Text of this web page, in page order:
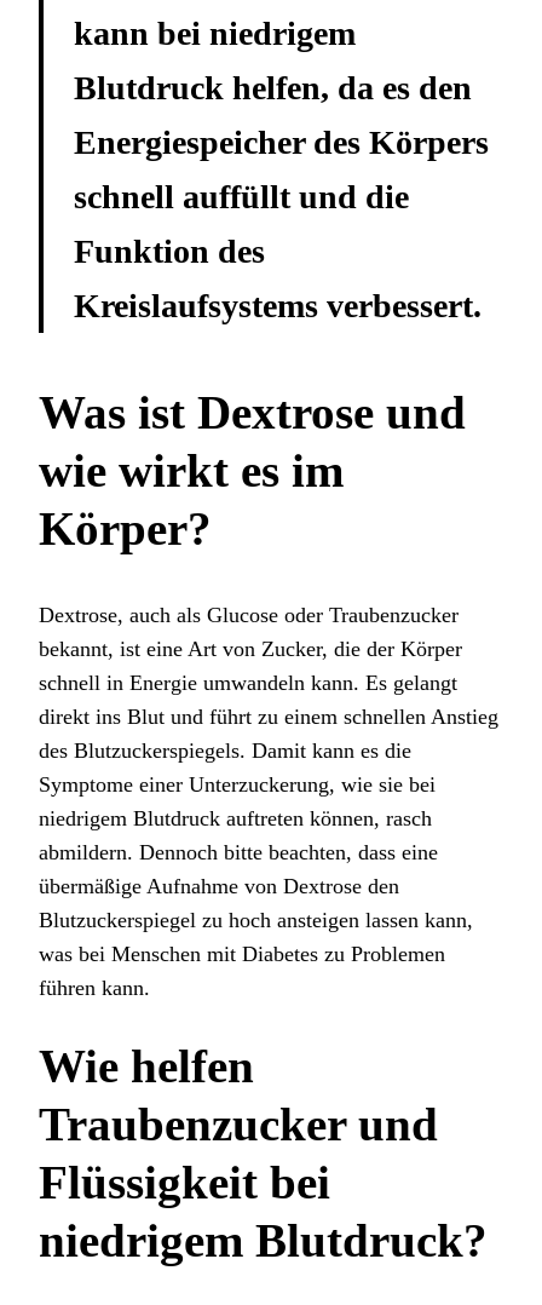
kann bei niedrigem
Blutdruck helfen, da es den
Energiespeicher des Körpers
schnell auffüllt und die
Funktion des
Kreislaufsystems verbessert.
Was ist Dextrose und
wie wirkt es im
Körper?
Dextrose, auch als Glucose oder Traubenzucker
bekannt, ist eine Art von Zucker, die der Körper
schnell in Energie umwandeln kann. Es gelangt
direkt ins Blut und führt zu einem schnellen Anstieg
des Blutzuckerspiegels. Damit kann es die
Symptome einer Unterzuckerung, wie sie bei
niedrigem Blutdruck auftreten können, rasch
abmildern. Dennoch bitte beachten, dass eine
übermäßige Aufnahme von Dextrose den
Blutzuckerspiegel zu hoch ansteigen lassen kann,
was bei Menschen mit Diabetes zu Problemen
führen kann.
Wie helfen
Traubenzucker und
Flüssigkeit bei
niedrigem Blutdruck?